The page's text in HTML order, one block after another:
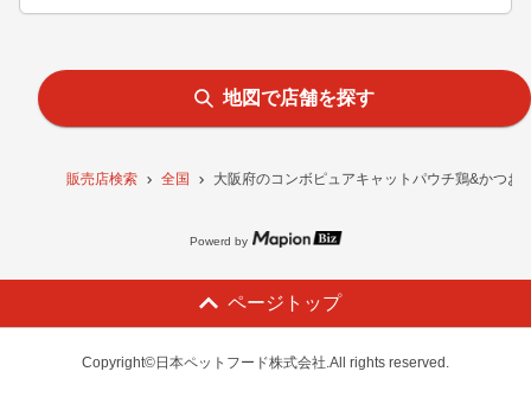
販売店検索 全国 大阪府のコンボピュアキャットパウチ鶏&かつ
地図で店舗を探す
Powerd by
ページトップ
Copyright©日本ペットフード株式会社.All rights reserved.